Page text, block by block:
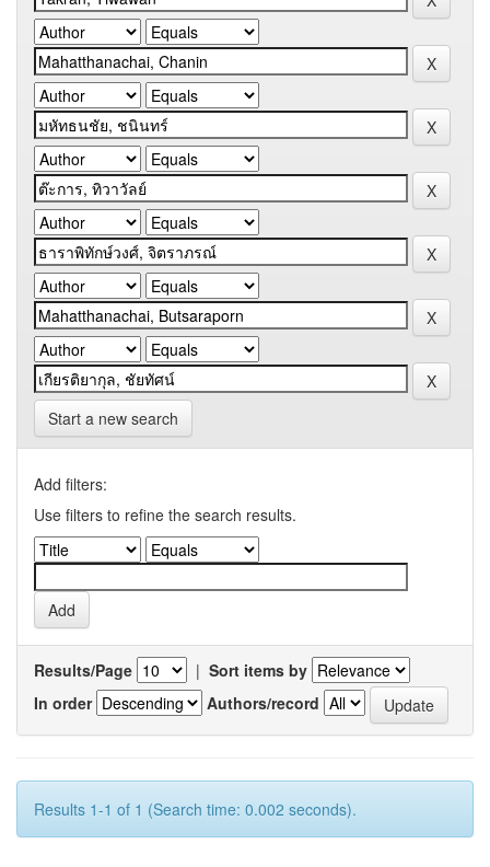
Start a new search
Add filters:
Use filters to refine the search results.
Results/Page | Sort items by
In order
Authors/record
Results 1-1 of 1 (Search time: 0.002 seconds).